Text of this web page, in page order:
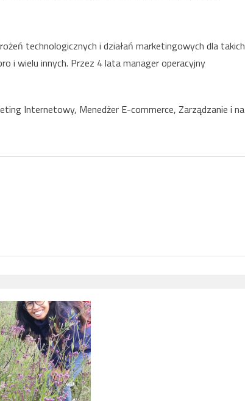
technologicznych i działań marketingowych dla takich
i wielu innych. Przez 4 lata manager operacyjny
Internetowy, Menedżer E-commerce, Zarządzanie i na